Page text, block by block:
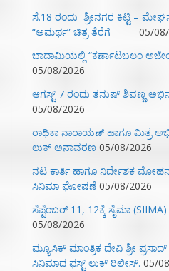
ಸೆ.18 ರಂದು ಶ್ರೀನಗರ ಕಿಟ್ಟಿ –
“ಅಮರ್ಥ” ಚಿತ್ರ ತೆರೆಗೆ
05/
ಬಾದಾಮಿಯಲ್ಲಿ “ಕರ್ಣಾಟಬಲಂ
05/08/2026
ಆಗಸ್ಟ್ 7 ರಂದು ತನುಷ್ ಶಿವಣ್ಣ
05/08/2026
ರಾಧಿಕಾ ನಾರಾಯಣ್ ಹಾಗೂ ಮಿತ್ರ
ಲುಕ್ ಅನಾವರಣ 05/08/2026
ನಟ ಕಾರ್ತಿ ಹಾಗೂ ನಿರ್ದೇಶಕ
ಸಿನಿಮಾ ಘೋಷಣೆ 05/08/2026
ಸೆಪ್ಟೆಂಬರ್ 11, 12ಕ್ಕೆ ಸೈಮಾ
05/08/2026
ಮ್ಯೂಸಿಕ್‌ ಮಾಂತ್ರಿಕ ದೇವಿ ಶ್ರೀ
ಸಿನಿಮಾದ ಫಸ್ಟ್‌ ಲುಕ್‌ ರಿಲೀಸ್. 05/